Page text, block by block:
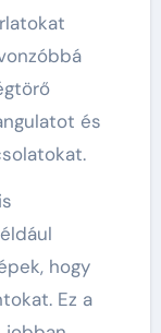
és
hogy
Ez a